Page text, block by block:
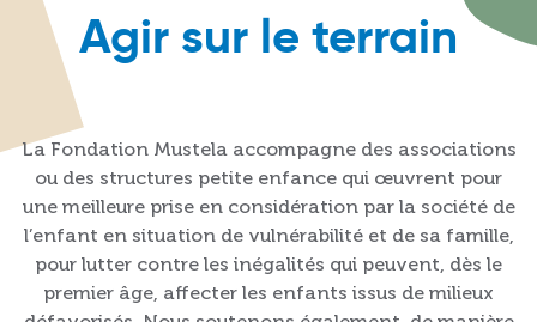
Agir sur le terrain
La Fondation Mustela accompagne des associations
ou des structures petite enfance qui œuvrent pour
une meilleure prise en considération par la société de
l’enfant en situation de vulnérabilité et de sa famille,
pour lutter contre les inégalités qui peuvent, dès le
premier âge, affecter les enfants issus de milieux